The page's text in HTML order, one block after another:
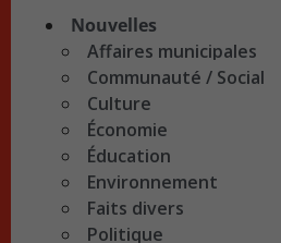
Nouvelles
Affaires municipales
Communauté / Social
Culture
Économie
Éducation
Environnement
Faits divers
Politique